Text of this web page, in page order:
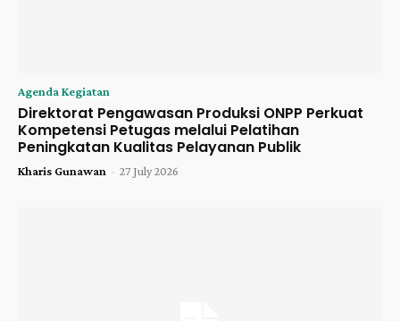
Agenda Kegiatan
Direktorat Pengawasan Produksi ONPP Perkuat
Kompetensi Petugas melalui Pelatihan
Peningkatan Kualitas Pelayanan Publik
Kharis Gunawan - 27 July 2026